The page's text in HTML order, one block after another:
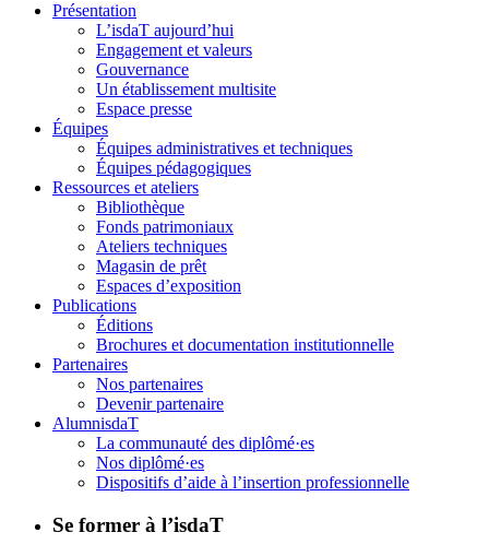
Présentation
L’isdaT aujourd’hui
Engagement et valeurs
Gouvernance
Un établissement multisite
Espace presse
Équipes
Équipes administratives et techniques
Équipes pédagogiques
Ressources et ateliers
Bibliothèque
Fonds patrimoniaux
Ateliers techniques
Magasin de prêt
Espaces d’exposition
Publications
Éditions
Brochures et documentation institutionnelle
Partenaires
Nos partenaires
Devenir partenaire
AlumnisdaT
La communauté des diplômé·es
Nos diplômé·es
Dispositifs d’aide à l’insertion professionnelle
Se former à l’isdaT